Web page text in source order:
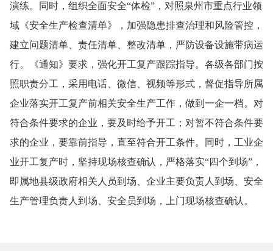
演练。同时，组织全面安全“体检”，对照泉州市重点行业领
域《安全生产检查清单》，加强隐患排查治理和风险管控，
建立问题清单、责任清单、整改清单，严防设备设施带病运
行。《通知》要求，强化开工复产跟踪指导。各级各部门按
照职责分工，采用电话、微信、视频等形式，督促指导所属
企业落实开工复产前相关安全生产工作，做到一企一档。对
符合条件要求的企业，要及时给予开工；对暂不符合条件要
求的企业，要靠前指导，直至符合开工条件。同时，工业企
业开工复产时，坚持现场核查确认，严格落实“四个到场”，
即属地县级政府相关人员到场、企业主要负责人到场、安全
生产管理负责人到场、安全员到场，上门现场核查确认。